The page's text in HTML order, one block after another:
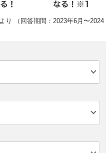
り （回答期間：2023年6月〜2024